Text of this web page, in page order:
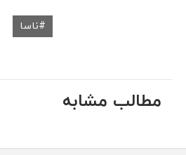
ناسا
مطالب مشابه